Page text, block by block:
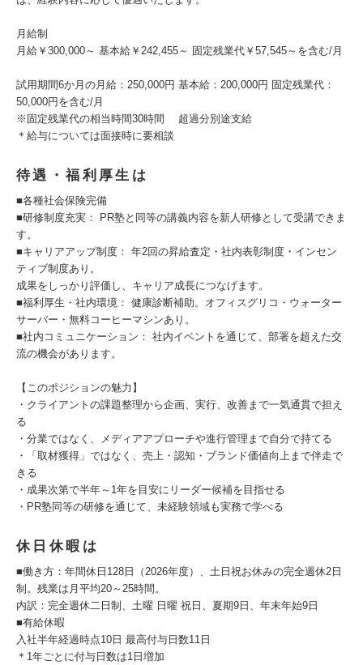
月給制
月給￥300,000～ 基本給￥242,455～ 固定残業代￥57,545～を含む/月
試用期間6か月の月給：250,000円 基本給：200,000円 固定残業代：
50,000円を含む/月
※固定残業代の相当時間30時間 超過分別途支給
＊給与については面接時に要相談
待遇・福利厚生は
■各種社会保険完備
■研修制度充実： PR塾と同等の講義内容を新人研修として受講できま
す。
■キャリアアップ制度： 年2回の昇給査定・社内表彰制度・インセン
ティブ制度あり。
成果をしっかり評価し、キャリア成長につなげます。
■福利厚生・社内環境： 健康診断補助。オフィスグリコ・ウォーター
サーバー・無料コーヒーマシンあり。
■社内コミュニケーション： 社内イベントを通じて、部署を超えた交
流の機会があります。
【このポジションの魅力】
・クライアントの課題整理から企画、実行、改善まで一気通貫で担え
る
・分業ではなく、メディアアプローチや進行管理まで自分で持てる
・「取材獲得」ではなく、売上・認知・ブランド価値向上まで伴走で
きる
・成果次第で半年～1年を目安にリーダー候補を目指せる
・PR塾同等の研修を通じて、未経験領域も実務で学べる
休日休暇は
■働き方：年間休日128日（2026年度）、土日祝お休みの完全週休2日
制。残業は月平均20～25時間。
内訳：完全週休二日制、土曜 日曜 祝日、夏期9日、年末年始9日
■有給休暇
入社半年経過時点10日 最高付与日数11日
＊1年ごとに付与日数は1日増加